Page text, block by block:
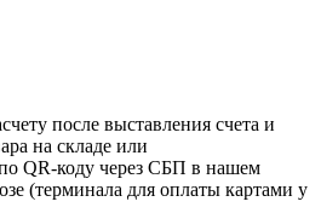
после выставления счета и
на складе или
QR-коду через СБП в нашем
(терминала для оплаты картами у